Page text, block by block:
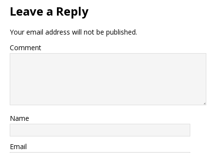
Leave a Reply
Your email address will not be published.
Comment
Name
Email